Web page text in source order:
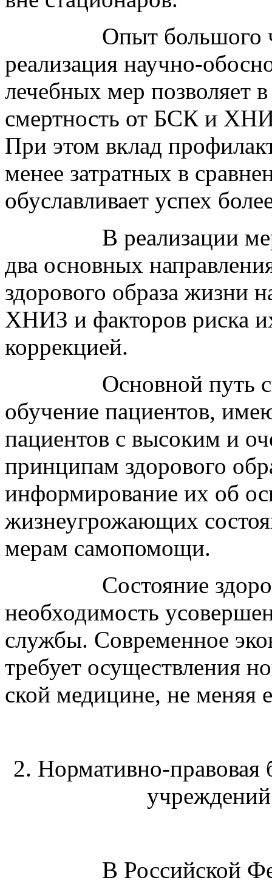
Опыт большого
реализация научно-
лечебных мер позволяет
смертность от БСК и
При этом вклад
менее затратных в
обуславливает успех
В реализации
два основных
здорового образа жизни
ХНИЗ и факторов риска
коррекцией.
Основной путь
обучение пациентов,
пациентов с высоким и
принципам здорового
информирование их об
жизнеугрожающих
мерам самопомощи.
Состояние
необходимость
службы. Современное
требует осуществления
ской медицине, не меняя
2. Нормативно-правовая
В Российской